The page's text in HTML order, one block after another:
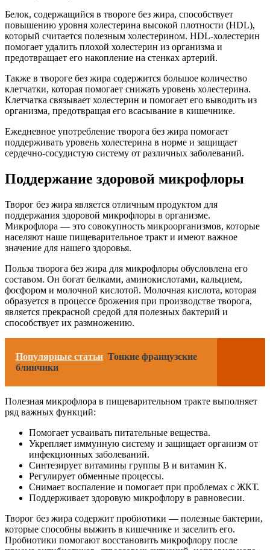
Белок, содержащийся в твороге без жира, способствует
повышению уровня холестерина высокой плотности (HDL),
который считается полезным холестерином. HDL-холестерин
помогает удалить плохой холестерин из организма и
предотвращает его накопление на стенках артерий.
Также в твороге без жира содержится большое количество
клетчатки, которая помогает снижать уровень холестерина.
Клетчатка связывает холестерин и помогает его выводить из
организма, предотвращая его всасывание в кишечнике.
Ежедневное употребление творога без жира помогает
поддерживать уровень холестерина в норме и защищает
сердечно-сосудистую систему от различных заболеваний.
Поддержание здоровой микрофлоры
Творог без жира является отличным продуктом для
поддержания здоровой микрофлоры в организме.
Микрофлора — это совокупность микроорганизмов, которые
населяют наше пищеварительное тракт и имеют важное
значение для нашего здоровья.
Польза творога без жира для микрофлоры обусловлена его
составом. Он богат белками, аминокислотами, кальцием,
фосфором и молочной кислотой. Молочная кислота, которая
образуется в процессе брожения при производстве творога,
является прекрасной средой для полезных бактерий и
способствует их размножению.
Популярные статьи Тонкие французские
блинчики
Полезная микрофлора в пищеварительном тракте выполняет
ряд важных функций:
Помогает усваивать питательные вещества.
Укрепляет иммунную систему и защищает организм от
инфекционных заболеваний.
Синтезирует витамины группы В и витамин К.
Регулирует обменные процессы.
Снимает воспаление и помогает при проблемах с ЖКТ.
Поддерживает здоровую микрофлору в равновесии.
Творог без жира содержит пробиотики — полезные бактерии,
которые способны выжить в кишечнике и заселить его.
Пробиотики помогают восстановить микрофлору после